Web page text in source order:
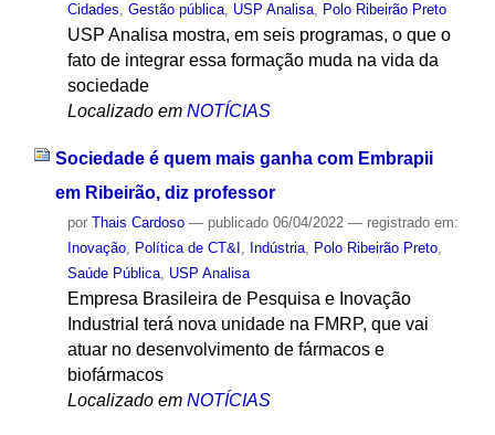
Cidades, Gestão pública, USP Analisa, Polo Ribeirão Preto
USP Analisa mostra, em seis programas, o que o
fato de integrar essa formação muda na vida da
sociedade
Localizado em NOTÍCIAS
Sociedade é quem mais ganha com Embrapii
em Ribeirão, diz professor
por Thais Cardoso — publicado06/04/2022 — registrado em:
Inovação, Política de CT&I Indústria, Polo Ribeirão Preto,
Saúde Pública, USP Analisa
Empresa Brasileira de Pesquisa e Inovação
Industrial terá nova unidade na FMRP, que vai
atuar no desenvolvimento de fármacos e
biofármacos
Localizado em NOTÍCIAS